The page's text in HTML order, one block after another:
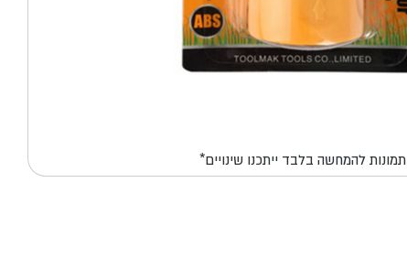
*תמונות להמחשה בלבד ייתכנו שינויים